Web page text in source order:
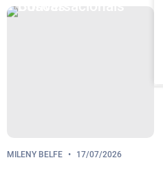
MILENY BELFE 17/07/2026